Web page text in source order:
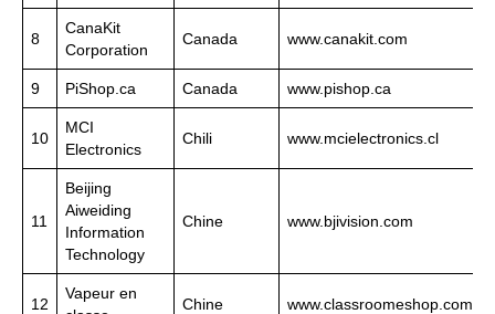
8
CanaKit
Corporation
Canada www.canakit.com
9 PiShop.ca Canada www.pishop.ca
10
MCI
Electronics
Chili www.mcielectronics.cl
11
Beijing
Aiweiding
Information
Technology
Chine www.bjivision.com
12
Vapeur en
Chine www.classroomeshop.com